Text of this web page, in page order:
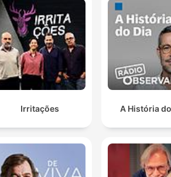
Irritações A História